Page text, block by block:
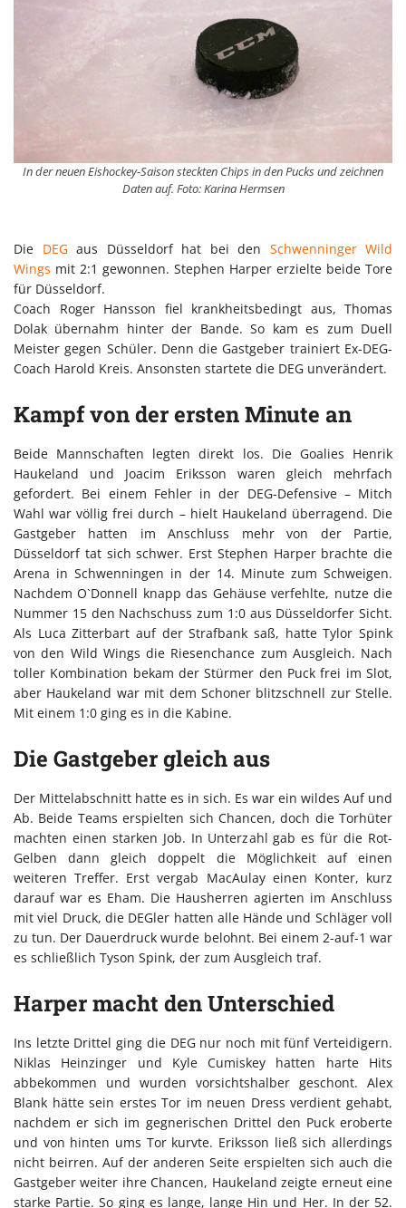
In der neuen Eishockey-Saison steckten Chips in den Pucks und zeichnen
Daten auf. Foto: Karina Hermsen
Die DEGaus Düsseldorf hat bei den Schwenninger Wild
Wings mit 2:1 gewonnen. Stephen Harper erzielte beide Tore
für Düsseldorf.
Coach Roger Hansson fiel krankheitsbedingt aus, Thomas
Dolak übernahm hinter der Bande. So kam es zum Duell
Meister gegen Schüler. Denn die Gastgeber trainiert Ex-DEG-
Coach Harold Kreis. Ansonsten startete die DEG unverändert.
Kampf von der ersten Minute an
Beide Mannschaften legten direkt los. Die Goalies Henrik
Haukeland und Joacim Eriksson waren gleich mehrfach
gefordert. Bei einem Fehler in der DEG-Defensive – Mitch
Wahl war völlig frei durch – hielt Haukeland überragend. Die
Gastgeber hatten im Anschluss mehr von der Partie,
Düsseldorf tat sich schwer. Erst Stephen Harper brachte die
Arena in Schwenningen in der 14. Minute zum Schweigen.
Nachdem O`Donnell knapp das Gehäuse verfehlte, nutze die
Nummer 15 den Nachschuss zum 1:0 aus Düsseldorfer Sicht.
Als Luca Zitterbart auf der Strafbank saß, hatte Tylor Spink
von den Wild Wings die Riesenchance zum Ausgleich. Nach
toller Kombination bekam der Stürmer den Puck frei im Slot,
aber Haukeland war mit dem Schoner blitzschnell zur Stelle.
Mit einem 1:0 ging es in die Kabine.
Die Gastgeber gleich aus
Der Mittelabschnitt hatte es in sich. Es war ein wildes Auf und
Ab. Beide Teams erspielten sich Chancen, doch die Torhüter
machten einen starken Job. In Unterzahl gab es für die Rot-
Gelben dann gleich doppelt die Möglichkeit auf einen
weiteren Treffer. Erst vergab MacAulay einen Konter, kurz
darauf war es Eham. Die Hausherren agierten im Anschluss
mit viel Druck, die DEGler hatten alle Hände und Schläger voll
zu tun. Der Dauerdruck wurde belohnt. Bei einem 2-auf-1 war
es schließlich Tyson Spink, der zum Ausgleich traf.
Harper macht den Unterschied
Ins letzte Drittel ging die DEG nur noch mit fünf Verteidigern.
Niklas Heinzinger und Kyle Cumiskey hatten harte Hits
abbekommen und wurden vorsichtshalber geschont. Alex
Blank hätte sein erstes Tor im neuen Dress verdient gehabt,
nachdem er sich im gegnerischen Drittel den Puck eroberte
und von hinten ums Tor kurvte. Eriksson ließ sich allerdings
nicht beirren. Auf der anderen Seite erspielten sich auch die
Gastgeber weiter ihre Chancen, Haukeland zeigte erneut eine
starke Partie. So ging es lange, lange Hin und Her. In der 52.